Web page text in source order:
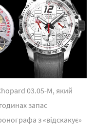
03.05-M, який
запас
з «відскакує»